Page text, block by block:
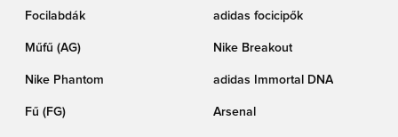
Focilabdák adidas focicipők
Műfű (AG) Nike Breakout
Nike Phantom adidas Immortal DNA
Fű (FG) Arsenal